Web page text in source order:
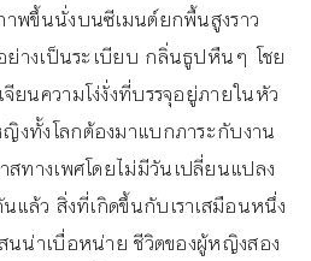
พขึ้นนั่งบนซีเมนต์ยกพื้นสูงราว
ย่างเป็นระเบียบ กลิ่นธูปหืนๆ โชย
ยนความโง่งั่งที่บรรจุอยู่ภายในหัว
ทั้งโลกต้องมาแบกภาระกับงาน
สทางเพศโดยไม่มีวันเปลี่ยนแปลง
แล้ว สิ่งที่เกิดขึ้นกับเราเสมือนหนึ่ง
นน่าเบื่อหน่าย ชีวิตของผู้หญิงสอง